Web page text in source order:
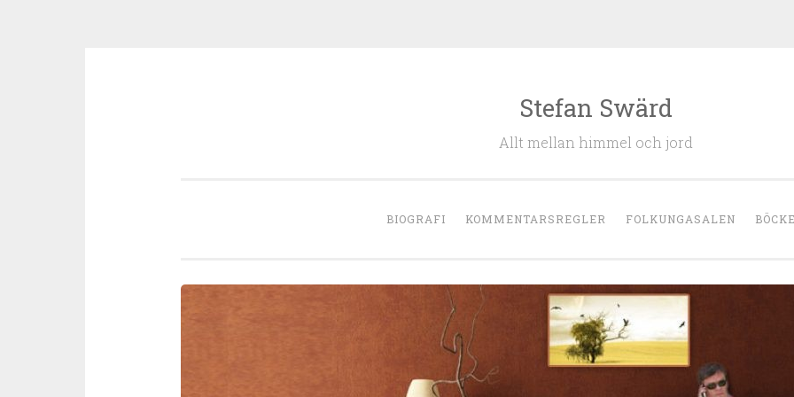
Stefan Swärd
Allt mellan himmel och jord
BIOGRAFI KOMMENTARSREGLER FOLKUNGASALEN